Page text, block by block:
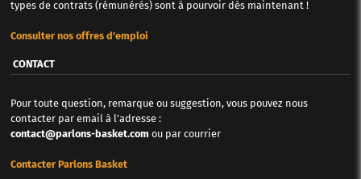
types de contrats (rémunérés) sont à pourvoir dès maintenant !
Consulter nos offres d'emploi
CONTACT
Pour toute question, remarque ou suggestion, vous pouvez nous
contacter par email à l'adresse :
contact@parlons-basket.com ou par courrier
Contacter Parlons Basket